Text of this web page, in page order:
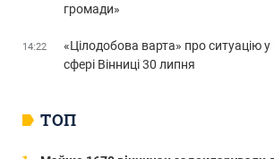
ТОП
громади»
14:22
«Цілодобова варта» про ситуацію
сфері Вінниці 30 липня